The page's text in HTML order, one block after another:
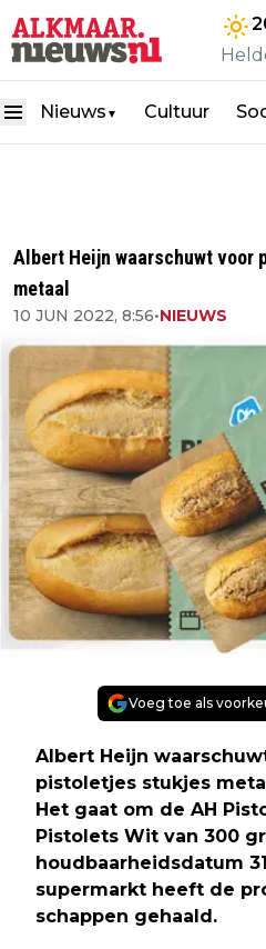
Nieuws ▼ Cultuur
Albert Heijn waarschuwt voor
metaal
10 JUN 2022, 8:56•NIEUWS
Voeg toe als
Albert Heijn
pistoletjes stukjes
Het gaat om de AH
Pistolets Wit van 300
houdbaarheidsdatum
supermarkt heeft de
schappen gehaald.